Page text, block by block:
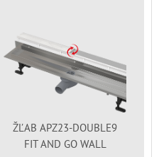
ŽĽAB APZ23-DOUBLE9
FIT AND GO WALL